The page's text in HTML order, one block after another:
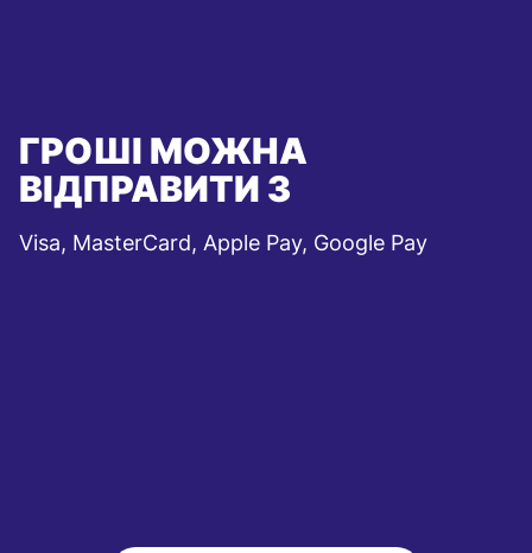
ГРОШІ МОЖНА
ВІДПРАВИТИ З
Visa, MasterCard, Apple Pay, Google Pay